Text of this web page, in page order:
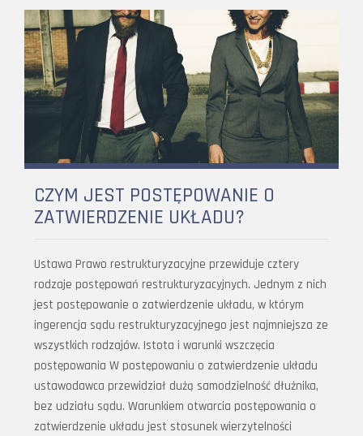
CZYM JEST POSTĘPOWANIE O
ZATWIERDZENIE UKŁADU?
Ustawa Prawo restrukturyzacyjne przewiduje cztery
rodzaje postępowań restrukturyzacyjnych. Jednym z nich
jest postępowanie o zatwierdzenie układu, w którym
ingerencja sądu restrukturyzacyjnego jest najmniejsza ze
wszystkich rodzajów. Istota i warunki wszczęcia
postępowania W postępowaniu o zatwierdzenie układu
ustawodawca przewidział dużą samodzielność dłużnika,
bez udziału sądu. Warunkiem otwarcia postępowania o
zatwierdzenie układu jest stosunek wierzytelności